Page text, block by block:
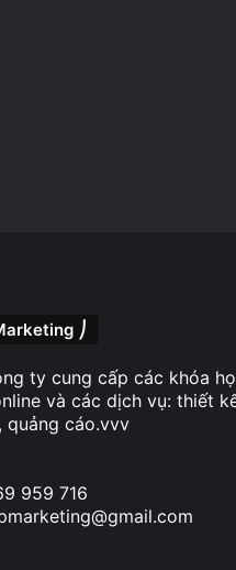
⎠
ty cung cấp các khóa
và các dịch vụ: thiết
quảng cáo.vvv
959 716